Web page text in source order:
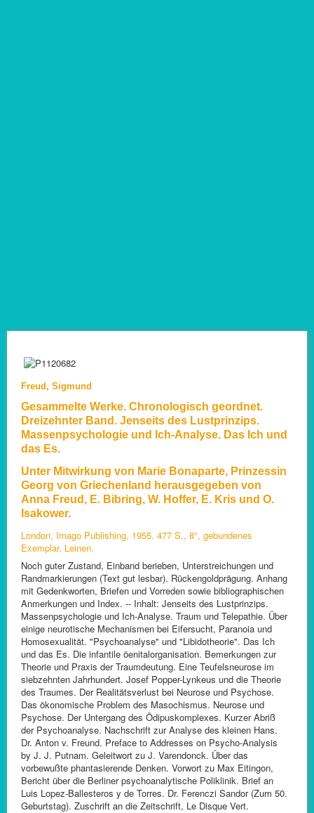
Freud, Sigmund
Gesammelte Werke. Chronologisch geordnet.
Dreizehnter Band. Jenseits des Lustprinzips.
Massenpsychologie und Ich-Analyse. Das Ich und
das Es.
Unter Mitwirkung von Marie Bonaparte, Prinzessin
Georg von Griechenland herausgegeben von
Anna Freud, E. Bibring, W. Hoffer, E. Kris und O.
Isakower.
London, Imago Publishing, 1955. 477 S., 8°, gebundenes
Exemplar, Leinen.
Noch guter Zustand, Einband berieben, Unterstreichungen und
Randmarkierungen (Text gut lesbar). Rückengoldprägung. Anhang
mit Gedenkworten, Briefen und Vorreden sowie bibliographischen
Anmerkungen und Index. -- Inhalt: Jenseits des Lustprinzips.
Massenpsychologie und Ich-Analyse. Traum und Telepathie. Über
einige neurotische Mechanismen bei Eifersucht, Paranoia und
Homosexualität. "Psychoanalyse" und "Libidotheorie". Das Ich
und das Es. Die infantile öenitalorganisation. Bemerkungen zur
Theorie und Praxis der Traumdeutung. Eine Teufelsneurose im
siebzehnten Jahrhundert. Josef Popper-Lynkeus und die Theorie
des Traumes. Der Realitätsverlust bei Neurose und Psychose.
Das ökonomische Problem des Masochismus. Neurose und
Psychose. Der Untergang des Ödipuskomplexes. Kurzer Abriß
der Psychoanalyse. Nachschrift zur Analyse des kleinen Hans.
Dr. Anton v. Freund. Preface to Addresses on Psycho-Analysis
by J. J. Putnam. Geleitwort zu J. Varendonck. Über das
vorbewußte phantasierende Denken. Vorwort zu Max Eitingon,
Bericht über die Berliner psychoanalytische Poliklinik. Brief an
Luis Lopez-Ballesteros y de Torres. Dr. Ferenczi Sandor (Zum 50.
Geburtstag). Zuschrift an die Zeitschrift, Le Disque Vert.